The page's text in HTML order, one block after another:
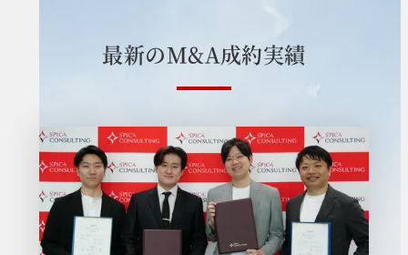
最新のM&A成約実績